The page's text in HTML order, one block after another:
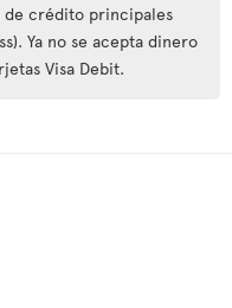
de crédito principales
Ya no se acepta dinero
Visa Debit.